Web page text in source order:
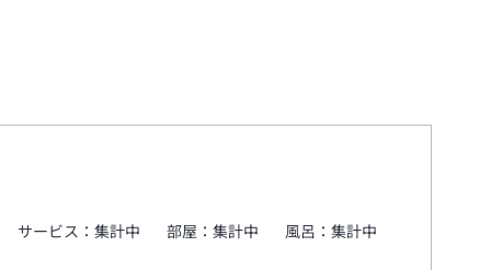
サービス：集計中 部屋：集計中 風呂：集計中